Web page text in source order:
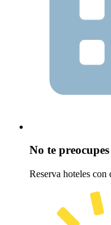
No te
Reserva hoteles con